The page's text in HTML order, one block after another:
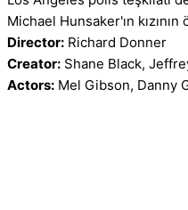
Michael Hunsaker'ın
Director: Richard Donner
Creator: Shane Black,
Actors: Mel Gibson, Danny